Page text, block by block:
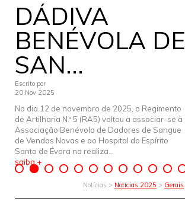
DÁDIVA
BENÉVOLA DE
SAN...
Escrito por
20 Nov 2025
No dia 12 de novembro de 2025, o Regimento
de Artilharia N.º 5 (RA5) voltou a associar-se à
Associação Benévola de Dadores de Sangue
de Vendas Novas e ao Hospital do Espírito
Santo de Évora na realiza...
saiba +
Notícias > Notícias 2025 > Gerais